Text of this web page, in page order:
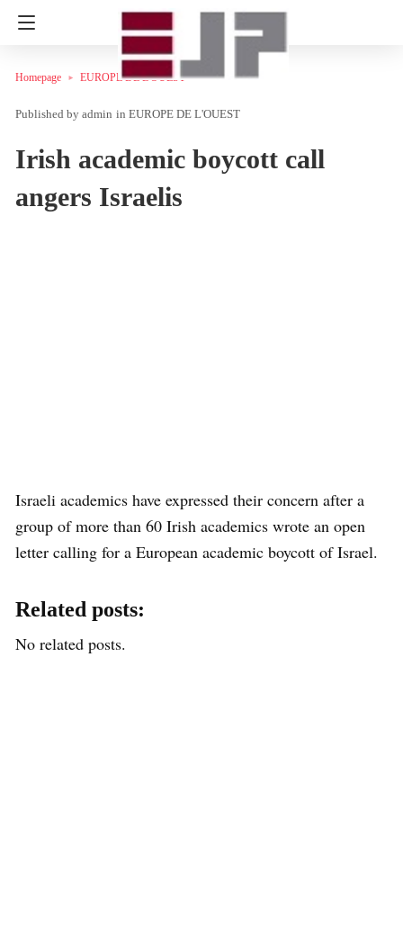
Homepage EUROPE DE L'OUEST
admin in EUROPE DE L'OUEST
Irish academic boycott call
angers Israelis
Israeli academics have expressed their concern after a
group of more than 60 Irish academics wrote an open
letter calling for a European academic boycott of Israel.
Related posts:
No related posts.